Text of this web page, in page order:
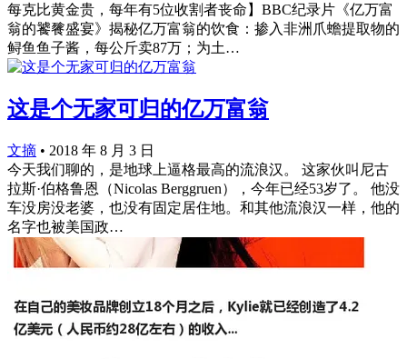
每克比黄金贵，每年有5位收割者丧命】BBC纪录片《亿万富
翁的饕餮盛宴》揭秘亿万富翁的饮食：掺入非洲爪蟾提取物的
鲟鱼鱼子酱，每公斤卖87万；为土…
这是个无家可归的亿万富翁
文摘 • 2018 年 8 月 3 日
今天我们聊的，是地球上逼格最高的流浪汉。 这家伙叫尼古
拉斯·伯格鲁恩（Nicolas Berggruen），今年已经53岁了。 他没
车没房没老婆，也没有固定居住地。和其他流浪汉一样，他的
名字也被美国政…